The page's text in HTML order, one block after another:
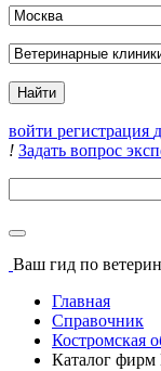
войти регистрация
! Задать вопрос
Ваш гид по
Главная
Справочник
Костромская
Каталог фирм